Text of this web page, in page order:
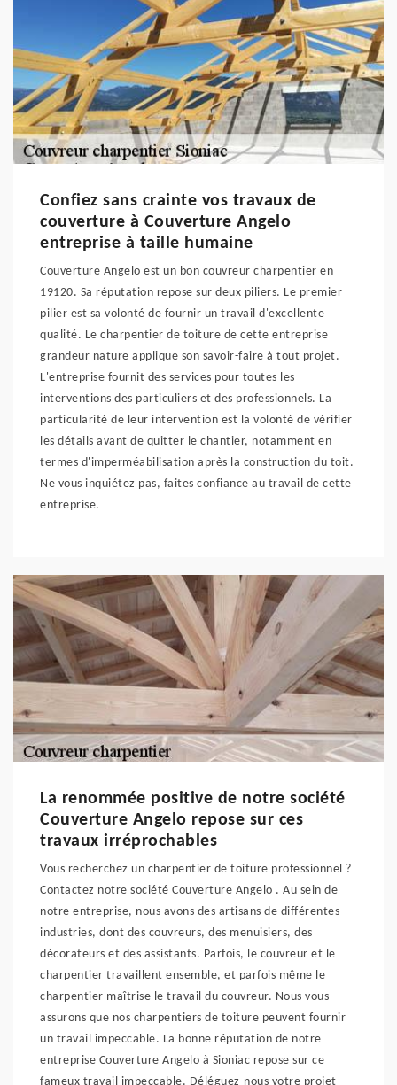
Confiez sans crainte vos travaux de
couverture à Couverture Angelo
entreprise à taille humaine
Couverture Angelo est un bon couvreur charpentier en
19120. Sa réputation repose sur deux piliers. Le premier
pilier est sa volonté de fournir un travail d'excellente
qualité. Le charpentier de toiture de cette entreprise
grandeur nature applique son savoir-faire à tout projet.
L'entreprise fournit des services pour toutes les
interventions des particuliers et des professionnels. La
particularité de leur intervention est la volonté de vérifier
les détails avant de quitter le chantier, notamment en
termes d'imperméabilisation après la construction du toit.
Ne vous inquiétez pas, faites confiance au travail de cette
entreprise.
La renommée positive de notre société
Couverture Angelo repose sur ces
travaux irréprochables
Vous recherchez un charpentier de toiture professionnel ?
Contactez notre société Couverture Angelo . Au sein de
notre entreprise, nous avons des artisans de différentes
industries, dont des couvreurs, des menuisiers, des
décorateurs et des assistants. Parfois, le couvreur et le
charpentier travaillent ensemble, et parfois même le
charpentier maîtrise le travail du couvreur. Nous vous
assurons que nos charpentiers de toiture peuvent fournir
un travail impeccable. La bonne réputation de notre
entreprise Couverture Angelo à Sioniac repose sur ce
fameux travail impeccable. Déléguez-nous votre projet